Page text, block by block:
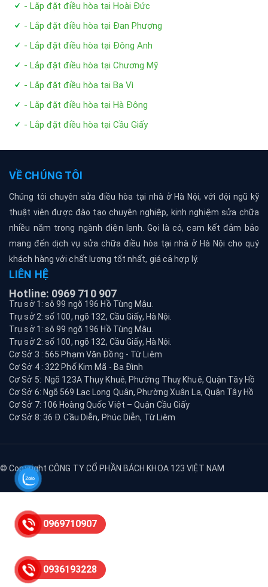
- Lắp đặt điều hòa tại Hoài Đức
- Lắp đặt điều hòa tại Đan Phượng
- Lắp đặt điều hòa tại Đông Anh
- Lắp đặt điều hòa tại Chương Mỹ
- Lắp đặt điều hòa tại Ba Vì
- Lắp đặt điều hòa tại Hà Đông
- Lắp đặt điều hòa tại Cầu Giấy
VỀ CHÚNG TÔI
Chúng tôi chuyên sửa điều hòa tại nhà ở Hà Nội, với đội ngũ kỹ
thuật viên được đào tạo chuyên nghiệp, kinh nghiệm sửa chữa
nhiều năm trong ngành điện lạnh. Gọi là có, cam kết đảm bảo
mang đến dịch vụ sửa chữa điều hòa tại nhà ở Hà Nội cho quý
khách hàng với chất lượng tốt nhất, giá cả hợp lý.
LIÊN HỆ
Hotline: 0969 710 907
Trụ sở 1: sô 99 ngõ 196 Hồ Tùng Mậu.
Trụ sở 2: số 100, ngõ 132, Cầu Giấy, Hà Nội.
Trụ sở 1: sô 99 ngõ 196 Hồ Tùng Mậu.
Trụ sở 2: số 100, ngõ 132, Cầu Giấy, Hà Nội.
Cơ Sở 3 : 565 Phạm Văn Đồng - Từ Liêm
Cơ Sở 4 : 322 Phố Kim Mã - Ba Đình
Cơ Sở 5: Ngõ 123A Thụy Khuê, Phường Thuỵ Khuê, Quận Tây Hồ
Cơ Sở 6: Ngõ 569 Lạc Long Quân, Phường Xuân La, Quận Tây Hồ
Cơ Sở 7: 106 Hoàng Quốc Việt – Quận Cầu Giấy
Cơ Sở 8: 36 Đ. Cầu Diễn, Phúc Diễn, Từ Liêm
© Copyright CÔNG TY CỔ PHẦN BÁCH KHOA 123 VIỆT NAM
0969710907
0936193228